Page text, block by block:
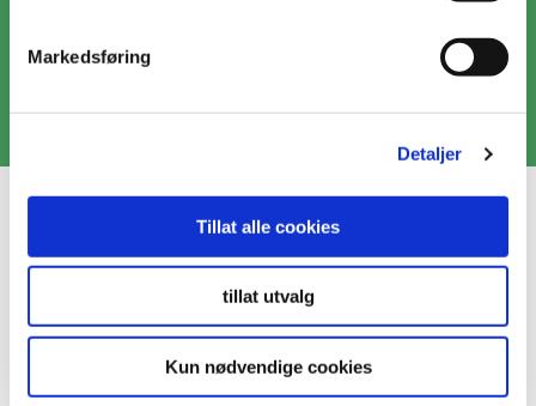
Markedsføring
Detaljer
Tillat alle cookies
tillat utvalg
Kun nødvendige cookies
Lun kyllingsalat med pesto og
tomat